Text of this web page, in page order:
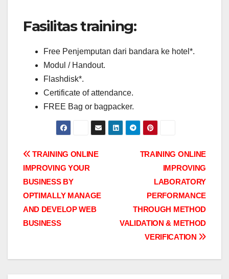
Fasilitas training:
Free Penjemputan dari bandara ke hotel*.
Modul / Handout.
Flashdisk*.
Certificate of attendance.
FREE Bag or bagpacker.
Post
navigation
TRAINING ONLINE
IMPROVING
LABORATORY
PERFORMANCE
THROUGH METHOD
VALIDATION & METHOD
VERIFICATION
TRAINING ONLINE
IMPROVING YOUR
BUSINESS BY
OPTIMALLY MANAGE
AND DEVELOP WEB
BUSINESS